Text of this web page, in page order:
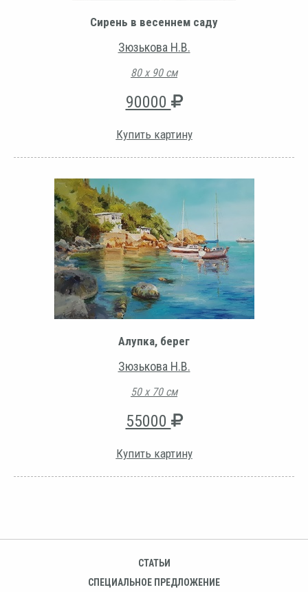
Сирень в весеннем саду
Зюзькова Н.В.
80 х 90 см
90000
Купить картину
Алупка, берег
Зюзькова Н.В.
50 х 70 см
55000
Купить картину
СТАТЬИ
СПЕЦИАЛЬНОЕ ПРЕДЛОЖЕНИЕ